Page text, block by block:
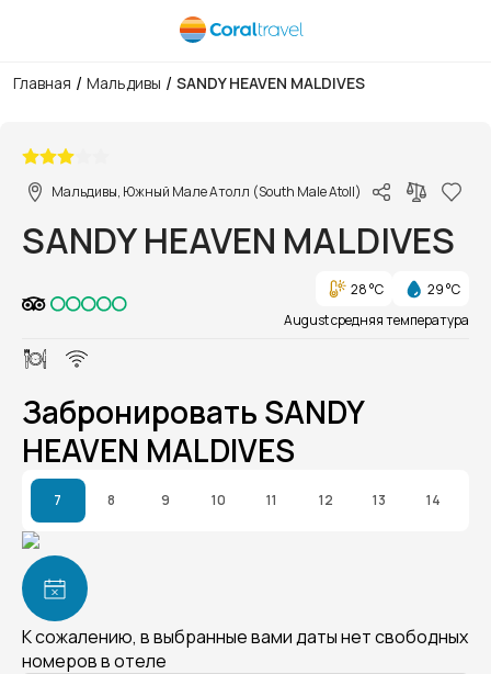
Главная / Мальдивы / SANDY HEAVEN MALDIVES
Мальдивы, Южный Мале Атолл (South Male Atoll)
SANDY HEAVEN MALDIVES
28 °C
29 °C
August средняя температура
Забронировать SANDY
HEAVEN MALDIVES
7 8 9 10 11 12 13 14
К сожалению, в выбранные вами даты нет свободных
номеров в отеле